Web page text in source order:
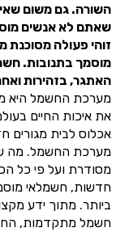
השורה. גם משום
שאתם לא אנשים
זוהי פעולה מסוכנת
מוסמך בתנובות.
האתגר, בזהירות
מערכת החשמל היא
את איכות החיים
אכלוס לבית מגורים
מערכת החשמל. מה
מסודרת ועל פי כל
חדשות, חשמלאי
ביותר. מתוך ידע
חשמל מתקדמות,